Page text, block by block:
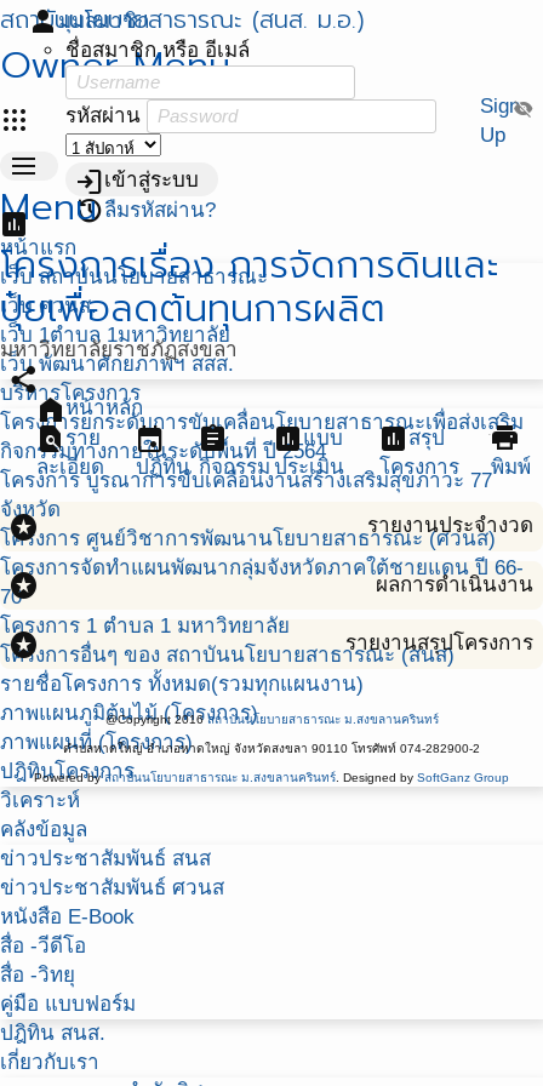
สถาบันนโยบายสาธารณะ (สนส. ม.อ.)
Owner Menu
apps
personมุมสมาชิก
ชื่อสมาชิก หรือ อีเมล์
รหัสผ่าน visibility_off
loginเข้าสู่ระบบ
restoreลืมรหัสผ่าน?
Sign
Up
menu
Menu
หน้าแรก
เว็บ สถาบันนโยบายสาธารณะ
เว็บ ศวนส.
เว็บ 1ตำบล 1มหาวิทยาลัย
เว็บ พัฒนาศักยภาพฯ สสส.
บริหารโครงการ
โครงการยกระดับการขับเคลื่อนโยบายสาธารณะเพื่อส่งเสริม
กิจกรรมทางกายในระดับพื้นที่ ปี 2564
โครงการ บูรณาการขับเคลื่อนงานสร้างเสริมสุขภาวะ 77
จังหวัด
โครงการ ศูนย์วิชาการพัฒนานโยบายสาธารณะ (ศวนส)
โครงการจัดทำแผนพัฒนากลุ่มจังหวัดภาคใต้ชายแดน ปี 66-
70
โครงการ 1 ตำบล 1 มหาวิทยาลัย
โครงการอื่นๆ ของ สถาบันนโยบายสาธารณะ (สนส)
รายชื่อโครงการ ทั้งหมด(รวมทุกแผนงาน)
ภาพแผนภูมิต้นไม้ (โครงการ)
ภาพแผนที่ (โครงการ)
ปฎิทินโครงการ
วิเคราะห์
คลังข้อมูล
ข่าวประชาสัมพันธ์ สนส
ข่าวประชาสัมพันธ์ ศวนส
หนังสือ E-Book
สื่อ -วีดีโอ
สื่อ -วิทยุ
คู่มือ แบบฟอร์ม
ปฎิทิน สนส.
เกี่ยวกับเรา
assessment
โครงการเรื่อง การจัดการดินและ
ปุ๋ยเพื่อลดต้นทุนการผลิต
มหาวิทยาลัยราชภัฏสงขลา
share
homeหน้าหลัก
find_in_pageราย
ละเอียด
event
ปฏิทิน
assignment
กิจกรรม
assessmentแบบ
ประเมิน
assessmentสรุป
โครงการ
print
พิมพ์
stars รายงานประจำงวด
stars ผลการดำเนินงาน
stars รายงานสรุปโครงการ
@Copyright 2016สถาบันนโยบายสาธารณะ ม.สงขลานครินทร์
ตำบลหาดใหญ่ อำเภอหาดใหญ่ จังหวัดสงขลา 90110 โทรศัพท์ 074-282900-2
Powered byสถาบันนโยบายสาธารณะ ม.สงขลานครินทร์ . Designed by SoftGanz Group